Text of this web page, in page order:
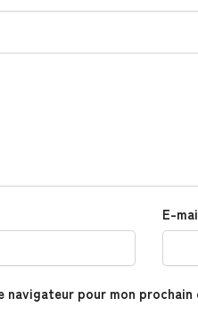
E-
pour mon prochain